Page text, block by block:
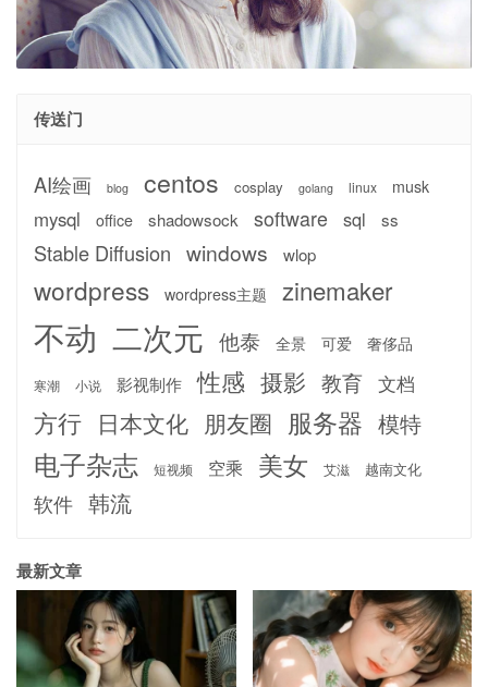
传送门
AI绘画 blog centos cosplay golang linux musk
mysql office shadowsock software sql ss
Stable Diffusion windows wlop
wordpress wordpress主题 zinemaker
不动 二次元 他泰 全景 可爱 奢侈品
寒潮 小说 影视制作 性感 摄影 教育 文档
方行 日本文化 朋友圈 服务器 模特
电子杂志 短视频 空乘 美女 艾滋 越南文化
软件 韩流
最新文章